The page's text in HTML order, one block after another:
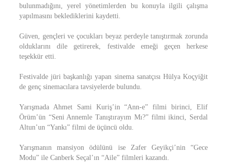
bulunmadığını, yerel yönetimlerden bu konuyla ilgili çalışma
yapılmasını beklediklerini kaydetti.
Güven, gençleri ve çocukları beyaz perdeyle tanıştırmak zorunda
olduklarını dile getirerek, festivalde emeği geçen herkese
teşekkür etti.
Festivalde jüri başkanlığı yapan sinema sanatçısı Hülya Koçyiğit
de genç sinemacılara tavsiyelerde bulundu.
Yarışmada Ahmet Sami Kuriş’in “Ann-e” filmi birinci, Elif
Örüm’ün “Seni Annemle Tanıştırayım Mı?” filmi ikinci, Serdal
Altun’un “Yankı” filmi de üçüncü oldu.
Yarışmanın mansiyon ödülünü ise Zafer Geyikçi’nin “Gece
Modu” ile Canberk Seçal’ın “Aile” filmleri kazandı.